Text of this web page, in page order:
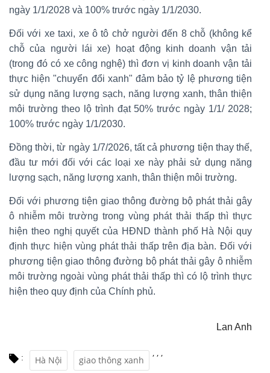
ngày 1/1/2028 và 100% trước ngày 1/1/2030.
Đối với xe taxi, xe ô tô chở người đến 8 chỗ (không kể
chỗ của người lái xe) hoạt động kinh doanh vận tải
(trong đó có xe công nghệ) thì đơn vị kinh doanh vận tải
thực hiện "chuyển đổi xanh" đảm bảo tỷ lệ phương tiện
sử dụng năng lượng sạch, năng lượng xanh, thân thiện
môi trường theo lộ trình đạt 50% trước ngày 1/1/ 2028;
100% trước ngày 1/1/2030.
Đồng thời, từ ngày 1/7/2026, tất cả phương tiện thay thế,
đầu tư mới đối với các loại xe này phải sử dụng năng
lượng sạch, năng lượng xanh, thân thiện môi trường.
Đối với phương tiện giao thông đường bộ phát thải gây
ô nhiễm môi trường trong vùng phát thải thấp thì thực
hiện theo nghị quyết của HĐND thành phố Hà Nội quy
định thực hiện vùng phát thải thấp trên địa bàn. Đối với
phương tiện giao thông đường bộ phát thải gây ô nhiễm
môi trường ngoài vùng phát thải thấp thì có lộ trình thực
hiện theo quy định của Chính phủ.
Lan Anh
: Hà Nội
,
giao thông xanh
, ,